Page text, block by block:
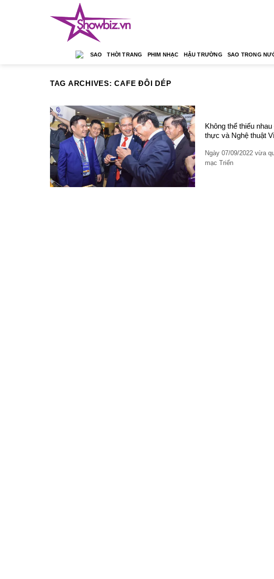
SAO THỜI TRANG PHIM NHẠC HẬU TRƯỜNG SAO TRONG
TAG ARCHIVES:CAFE ĐÔI DÉP
Không thể thiếu
thực và Nghệ thuật
Ngày 07/09/2022 vừa
mạc Triển